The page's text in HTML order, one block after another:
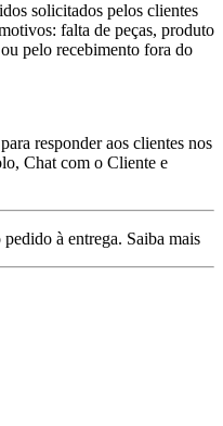
solicitados pelos clientes
falta de peças, produto
pelo recebimento fora do
responder aos clientes nos
Chat com o Cliente e
à entrega. Saiba mais